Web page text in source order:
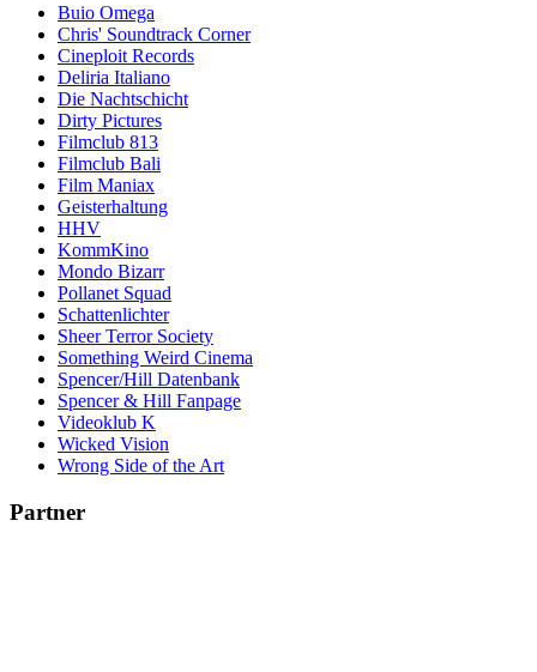
Buio Omega
Chris' Soundtrack Corner
Cineploit Records
Deliria Italiano
Die Nachtschicht
Dirty Pictures
Filmclub 813
Filmclub Bali
Film Maniax
Geisterhaltung
HHV
KommKino
Mondo Bizarr
Pollanet Squad
Schattenlichter
Sheer Terror Society
Something Weird Cinema
Spencer/Hill Datenbank
Spencer & Hill Fanpage
Videoklub K
Wicked Vision
Wrong Side of the Art
Partner